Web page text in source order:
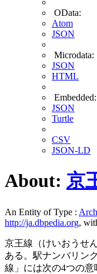
OData:
Atom
JSON
Microdata:
JSON
HTML
Embedded:
JSON
Turtle
CSV
JSON-LD
About: 京
An Entity of Type :
http://ja.dbpedia.org,
京王線（けいおうせ
ある。駅ナンバリン
線」には次の4つの